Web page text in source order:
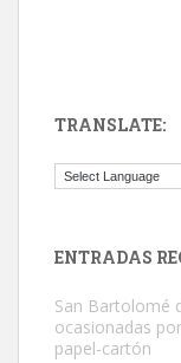
El ayuntamiento se
TRANSLATE:
ENTRADAS
San Bartolomé
ocasionadas
papel-cartón